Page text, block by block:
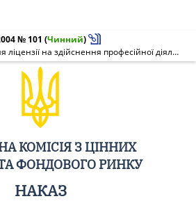
№ 101 (Чинний)
Про переоформлення ліцензії на здійснення професійної діяльності на ринку цінних паперів
КОМІСІЯ З ЦІННИХ
ФОНДОВОГО РИНКУ
НАКАЗ